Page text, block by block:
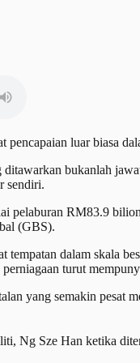
luar biasa
bukanlah
sendiri.
pelaburan RM83.9
(GBS).
dalam skala
turut
yang semakin pesat
Ng Sze Han ketika